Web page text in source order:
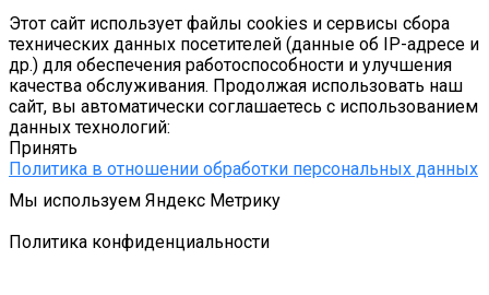
Этот сайт использует файлы cookies и сервисы сбора
технических данных посетителей (данные об IP-адресе и
др.) для обеспечения работоспособности и улучшения
качества обслуживания. Продолжая использовать наш
сайт, вы автоматически соглашаетесь с использованием
данных технологий:
Принять
Политика в отношении обработки персональных данных
Мы используем Яндекс Метрику
Политика конфиденциальности